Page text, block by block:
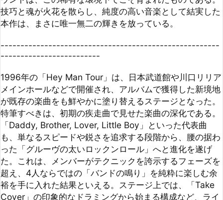
メインホールなどで開催され、アルバムで獲得した新境地
が既存の楽曲をも鮮やかに塗り替えるステージとなった。
特筆すべきは、初期の疾走曲で見せた楽曲の深化である。
た。これは、メンバーがテクニックを誇示するフェーズを
超え、4人ならではの「バンドの鳴り」を純粋に楽しむ余
裕を手に入れた結果といえる。ステージ上では、「Take
Cover」の印象的なドラミングから始まる構成など、ライ
ブ特有の生々しいケミストリーが随所で躍動した。技巧に
裏打ちされた音楽的な豊かさと、互いの音に呼応するライ
ブならではの即興性が融合し、バンドとして最も円熟し
た、唯一無二のアンサンブルが展開されたのである。
-------------------------------------------------------
-------------------------